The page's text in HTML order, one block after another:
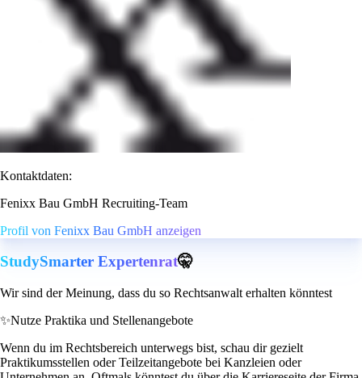
Kontaktdaten:
Fenixx Bau GmbH Recruiting-Team
Profil von Fenixx Bau GmbH anzeigen
StudySmarter Expertenrat🤫
Wir sind der Meinung, dass du so Rechtsanwalt erhalten könntest
✨Nutze Praktika und Stellenangebote
Wenn du im Rechtsbereich unterwegs bist, schau dir gezielt
Praktikumsstellen oder Teilzeitangebote bei Kanzleien oder